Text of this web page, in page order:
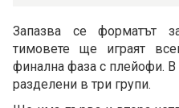
Запазва се форматът
тимовете ще играят
финална фаза с плейофи. В
разделени в три групи.